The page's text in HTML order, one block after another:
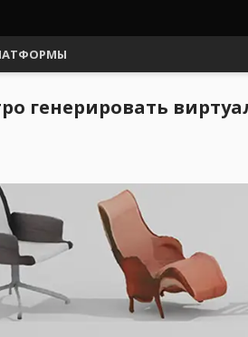
генерировать